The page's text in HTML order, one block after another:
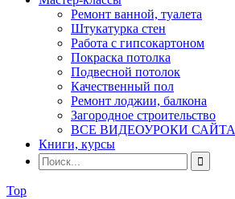
Ремонт ванной, туалета
Штукатурка стен
Работа с гипсокартоном
Покраска потолка
Подвесной потолок
Качественный пол
Ремонт лоджии, балкона
Загородное строительство
ВСЕ ВИДЕОУРОКИ САЙТА
Книги, курсы
Top